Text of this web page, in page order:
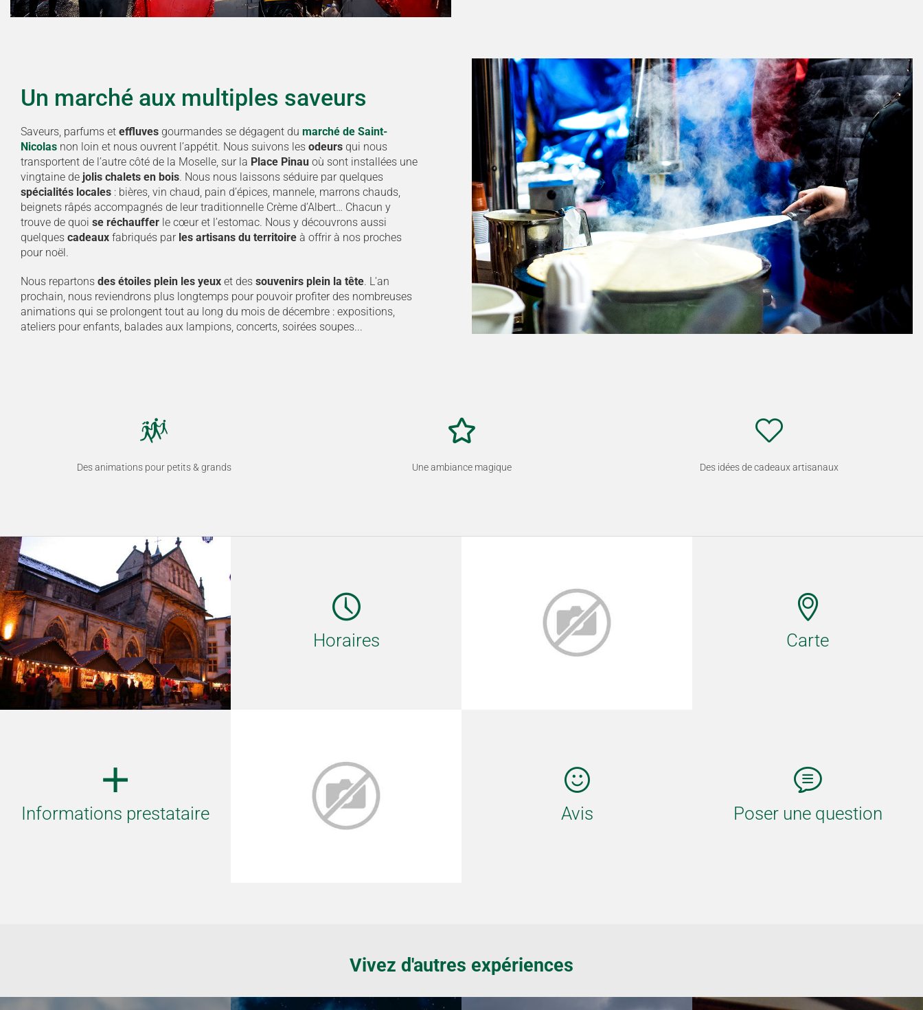
Un marché aux multiples saveurs
Saveurs, parfums et effluves gourmandes se dégagent du marché de Saint-
Nicolas non loin et nous ouvrent l’appétit. Nous suivons les odeurs qui nous
transportent de l’autre côté de la Moselle, sur la Place Pinau où sont installées une
vingtaine de jolis chalets en bois. Nous nous laissons séduire par quelques
spécialités locales : bières, vin chaud, pain d’épices, mannele, marrons chauds,
beignets râpés accompagnés de leur traditionnelle Crème d’Albert… Chacun y
trouve de quoi se réchauffer le cœur et l’estomac. Nous y découvrons aussi
quelques cadeaux fabriqués par les artisans du territoire à offrir à nos proches
pour noël.
Nous repartons des étoiles plein les yeux et des souvenirs plein la tête. L'an
prochain, nous reviendrons plus longtemps pour pouvoir profiter des nombreuses
animations qui se prolongent tout au long du mois de décembre : expositions,
ateliers pour enfants, balades aux lampions, concerts, soirées soupes...
Des animations pour petits & grands Une ambiance magique Des idées de cadeaux artisanaux
Horaires Carte
Informations prestataire Avis Poser une question
Vivez d'autres expériences